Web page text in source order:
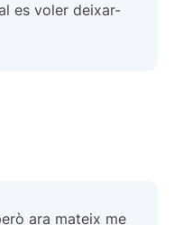
es voler deixar-
ara mateix me